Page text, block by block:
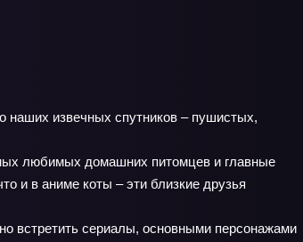
наших извечных спутников – пушистых,
любимых домашних питомцев и главные
и в аниме коты – эти близкие друзья
встретить сериалы, основными персонажами